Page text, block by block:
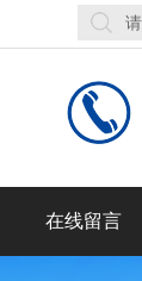
在线留言